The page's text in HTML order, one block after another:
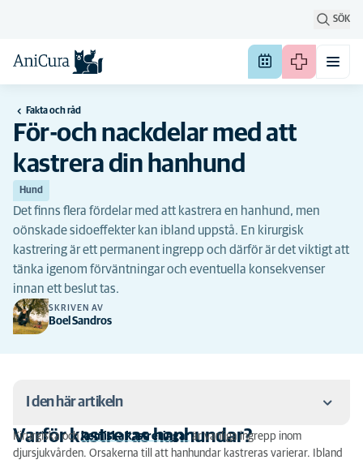
SÖK
Fakta och råd
För-och nackdelar med att
kastrera din hanhund
Hund
Det finns flera fördelar med att kastrera en hanhund, men
oönskade sidoeffekter kan ibland uppstå. En kirurgisk
kastrering är ett permanent ingrepp och därför är det viktigt att
tänka igenom förväntningar och eventuella konsekvenser
innan ett beslut tas.
SKRIVEN AV
Boel Sandros
I den här artikeln
Varför kastreras hanhundar?
Varför kastreras hanhundar?
Kirurgiska ochkemiska kastreringarär vanliga ingrepp inom
djursjukvården. Orsakerna till att hanhundar kastreras varierar. Ibland